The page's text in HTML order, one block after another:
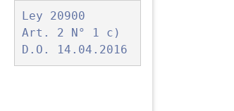
Ley 20900
Art. 2 N° 1 c)
D.O. 14.04.2016